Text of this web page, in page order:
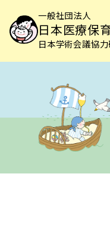
一般社団法人
日本医療保
日本学術会議協